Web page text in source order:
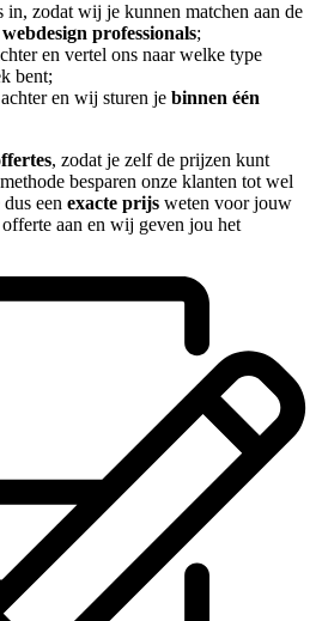
in, zodat wij je kunnen matchen aan de
professionals;
en vertel ons naar welke type
bent;
en wij sturen je binnen één
, zodat je zelf de prijzen kunt
besparen onze klanten tot wel
een exacte prijs weten voor jouw
aan en wij geven jou het